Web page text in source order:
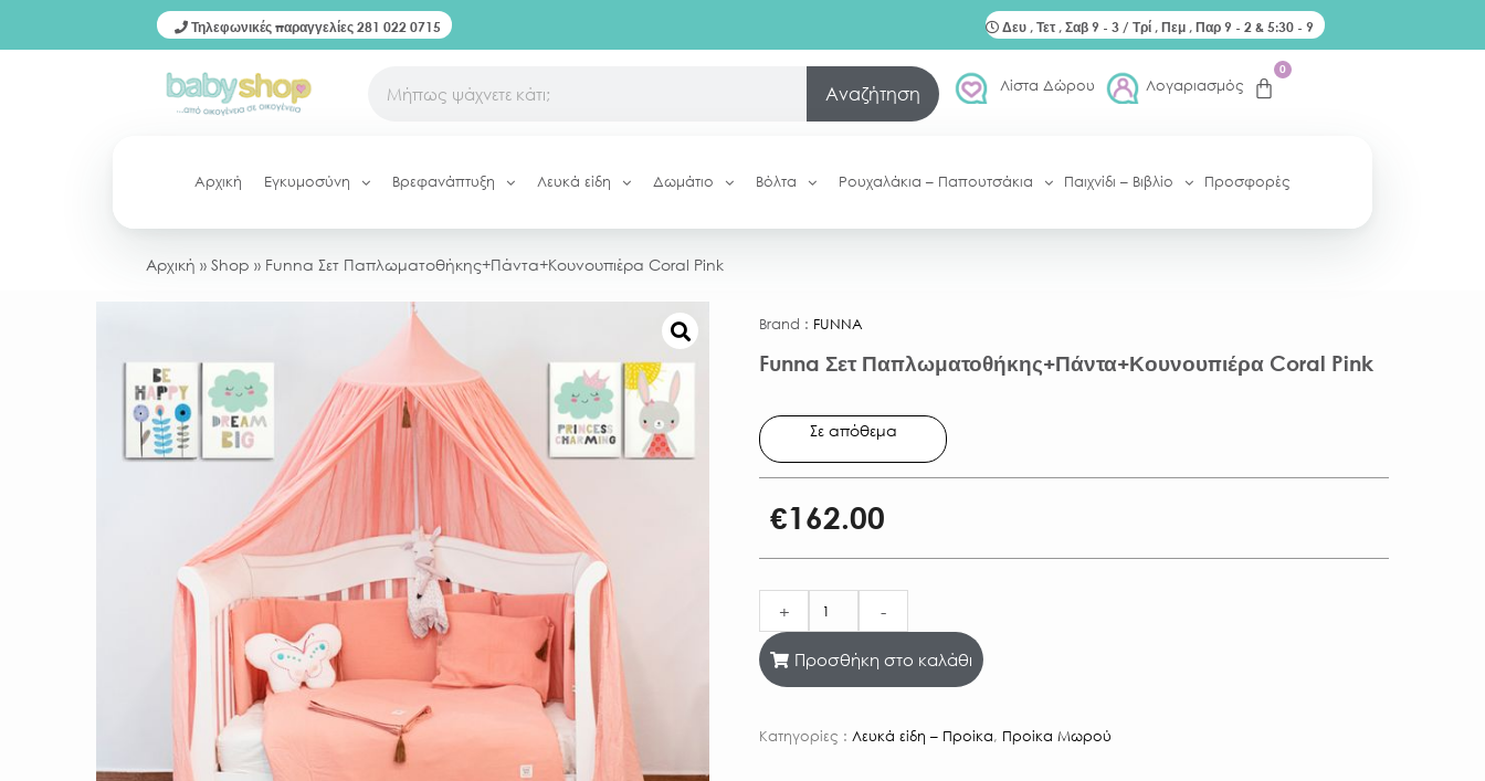
Τηλεφωνικές παραγγελίες 281 022 0715 Δευ , Τετ , Σαβ 9 - 3 / Τρί , Πεμ , Παρ 9 - 2 & 5:30 - 9
Αναζήτηση Λίστα Δώρου Λογαριασμός
0
Αρχική Εγκυμοσύνη Βρεφανάπτυξη Λευκά είδη Δωμάτιο Βόλτα Ρουχαλάκια – Παπουτσάκια Παιχνίδι – Βιβλίο Προσφορές
Αρχική » Shop » Funna Σετ Παπλωματοθήκης+Πάντα+Κουνουπιέρα Coral Pink
Brand : FUNNA
Funna Σετ Παπλωματοθήκης+Πάντα+Κουνουπιέρα Coral Pink
Σε απόθεμα
€162.00
+ -
Προσθήκη στο καλάθι
Κατηγορίες : Λευκά είδη – Προίκα, Προίκα Μωρού